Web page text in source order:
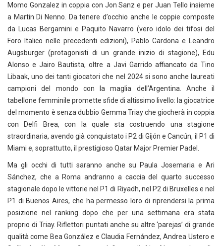
Momo Gonzalez in coppia con Jon Sanz e per Juan Tello insieme
a Martin Di Nenno. Da tenere d’occhio anche le coppie composte
da Lucas Bergamini e Paquito Navarro (vero idolo dei tifosi del
Foro Italico nelle precedenti edizioni), Pablo Cardona e Leandro
Augsburger (protagonisti di un grande inizio di stagione), Edu
Alonso e Jairo Bautista, oltre a Javi Garrido affiancato da Tino
Libaak, uno dei tanti giocatori che nel 2024 si sono anche laureati
campioni del mondo con la maglia dell’Argentina. Anche il
tabellone femminile promette sfide di altissimo livello: la giocatrice
del momento è senza dubbio Gemma Triay che giocherà in coppia
con Delfi Brea, con la quale sta costruendo una stagione
straordinaria, avendo già conquistato i P2 di Gijón e Cancún, il P1 di
Miami e, soprattutto, il prestigioso Qatar Major Premier Padel.
Ma gli occhi di tutti saranno anche su Paula Josemaria e Ari
Sánchez, che a Roma andranno a caccia del quarto successo
stagionale dopo le vittorie nel P1 di Riyadh, nel P2 di Bruxelles e nel
P1 di Buenos Aires, che ha permesso loro di riprendersi la prima
posizione nel ranking dopo che per una settimana era stata
proprio di Triay. Riflettori puntati anche su altre ‘parejas’ di grande
qualità come Bea González e Claudia Fernández, Andrea Ustero e